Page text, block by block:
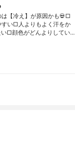
【冷え】が原因かも💀□
い□人よりもよく汗をか
□顔色がどんよりしてい…